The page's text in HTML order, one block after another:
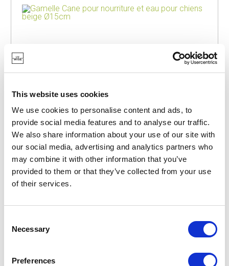
This website uses cookies
We use cookies to personalise content and ads, to
provide social media features and to analyse our traffic.
We also share information about your use of our site with
our social media, advertising and analytics partners who
may combine it with other information that you’ve
provided to them or that they’ve collected from your use
of their services.
Selection
Necessary
Preferences
MASON CASH
GAMELLE CANE POUR NOURRITURE ET EAU POUR
CHIENS BEIGE Ø15CM
13,45 €